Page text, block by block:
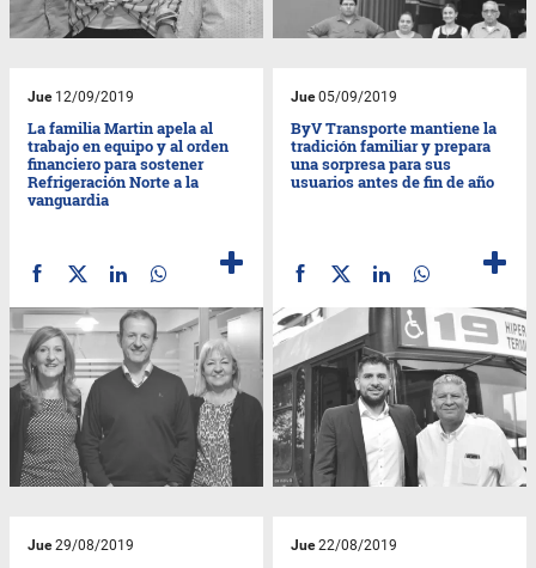
Jue12/09/2019
La familia Martin apela al
trabajo en equipo y al orden
financiero para sostener
Refrigeración Norte a la
vanguardia
Jue05/09/2019
ByV Transporte mantiene la
tradición familiar y prepara
una sorpresa para sus
usuarios antes de fin de año
Jue29/08/2019 Jue22/08/2019